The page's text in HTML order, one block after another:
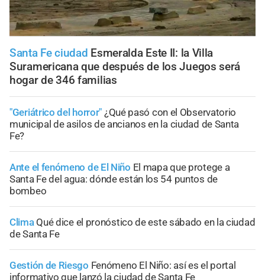
Santa Fe ciudad Esmeralda Este II: la Villa
Suramericana que después de los Juegos será
hogar de 346 familias
"Geriátrico del horror" ¿Qué pasó con el Observatorio
municipal de asilos de ancianos en la ciudad de Santa
Fe?
Ante el fenómeno de El Niño El mapa que protege a
Santa Fe del agua: dónde están los 54 puntos de
bombeo
Clima Qué dice el pronóstico de este sábado en la ciudad
de Santa Fe
Gestión de Riesgo Fenómeno El Niño: así es el portal
informativo que lanzó la ciudad de Santa Fe